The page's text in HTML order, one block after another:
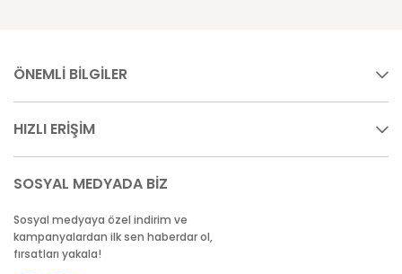
ÖNEMLİ BİLGİLER
HIZLI ERİŞİM
SOSYAL MEDYADA BİZ
Sosyal medyaya özel indirim ve
kampanyalardan ilk sen haberdar ol,
fırsatları yakala!